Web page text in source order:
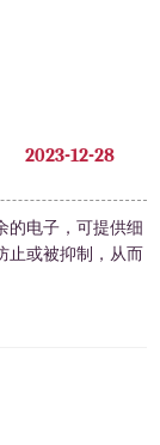
2023-12-28
的电子，可提供细
止或被抑制，从而